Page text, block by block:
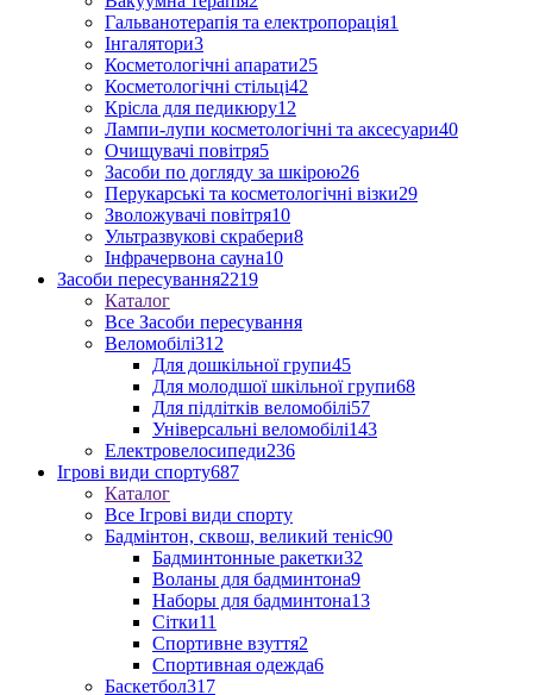
Гальванотерапія та електропорація1
Інгалятори3
Косметологічні апарати25
Косметологічні стільці42
Крісла для педикюру12
Лампи-лупи косметологічні та аксесуари40
Очищувачі повітря5
Засоби по догляду за шкірою26
Перукарські та косметологічні візки29
Зволожувачі повітря10
Ультразвукові скрабери8
Інфрачервона сауна10
Засоби пересування2219
Каталог
Все Засоби пересування
Веломобілі312
Для дошкільної групи45
Для молодшої шкільної групи68
Для підлітків веломобілі57
Універсальні веломобілі143
Електровелосипеди236
Ігрові види спорту687
Каталог
Все Ігрові види спорту
Бадмінтон, сквош, великий теніс90
Бадминтонные ракетки32
Воланы для бадминтона9
Наборы для бадминтона13
Сітки11
Спортивне взуття2
Спортивная одежда6
Баскетбол317